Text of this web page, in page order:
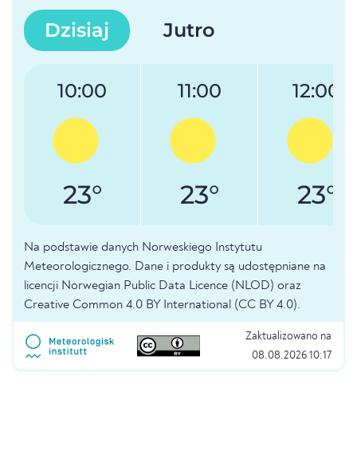
Dzisiaj Jutro
10:00
23°
11:00
23°
12:00
23°
Na podstawie danych Norweskiego Instytutu
Meteorologicznego. Dane i produkty są udostępniane na
licencji Norwegian Public Data Licence (NLOD) oraz
Creative Common 4.0 BY International (CC BY 4.0).
Zaktualizowano na
08.08.2026 10:17